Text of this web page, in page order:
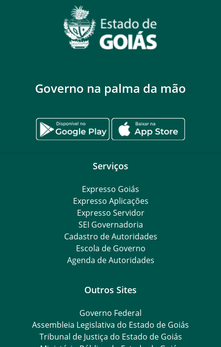
Governo na palma da mão
Serviços
Expresso Goiás
Expresso Aplicações
Expresso Servidor
SEI Governadoria
Cadastro de Autoridades
Escola de Governo
Agenda de Autoridades
Outros Sites
Governo Federal
Assembleia Legislativa do Estado de Goiás
Tribunal de Justiça do Estado de Goiás